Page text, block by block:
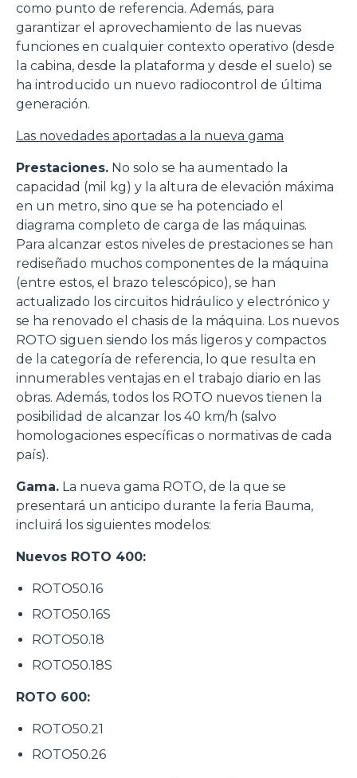
como punto de referencia. Además, para
garantizar el aprovechamiento de las nuevas
funciones en cualquier contexto operativo (desde
la cabina, desde la plataforma y desde el suelo) se
ha introducido un nuevo radiocontrol de última
generación.
Las novedades aportadas a la nueva gama
Prestaciones. No solo se ha aumentado la
capacidad (mil kg) y la altura de elevación máxima
en un metro, sino que se ha potenciado el
diagrama completo de carga de las máquinas.
Para alcanzar estos niveles de prestaciones se han
rediseñado muchos componentes de la máquina
(entre estos, el brazo telescópico), se han
actualizado los circuitos hidráulico y electrónico y
se ha renovado el chasis de la máquina. Los nuevos
ROTO siguen siendo los más ligeros y compactos
de la categoría de referencia, lo que resulta en
innumerables ventajas en el trabajo diario en las
obras. Además, todos los ROTO nuevos tienen la
posibilidad de alcanzar los 40 km/h (salvo
homologaciones específicas o normativas de cada
país).
Gama. La nueva gama ROTO, de la que se
presentará un anticipo durante la feria Bauma,
incluirá los siguientes modelos:
Nuevos ROTO 400:
ROTO50.16
ROTO50.16S
ROTO50.18
ROTO50.18S
ROTO 600:
ROTO50.21
ROTO50.26